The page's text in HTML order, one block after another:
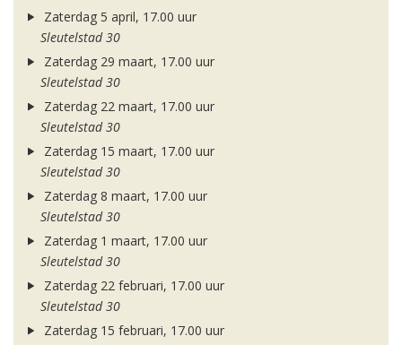
Zaterdag 5 april, 17.00 uur
Sleutelstad 30
Zaterdag 29 maart, 17.00 uur
Sleutelstad 30
Zaterdag 22 maart, 17.00 uur
Sleutelstad 30
Zaterdag 15 maart, 17.00 uur
Sleutelstad 30
Zaterdag 8 maart, 17.00 uur
Sleutelstad 30
Zaterdag 1 maart, 17.00 uur
Sleutelstad 30
Zaterdag 22 februari, 17.00 uur
Sleutelstad 30
Zaterdag 15 februari, 17.00 uur